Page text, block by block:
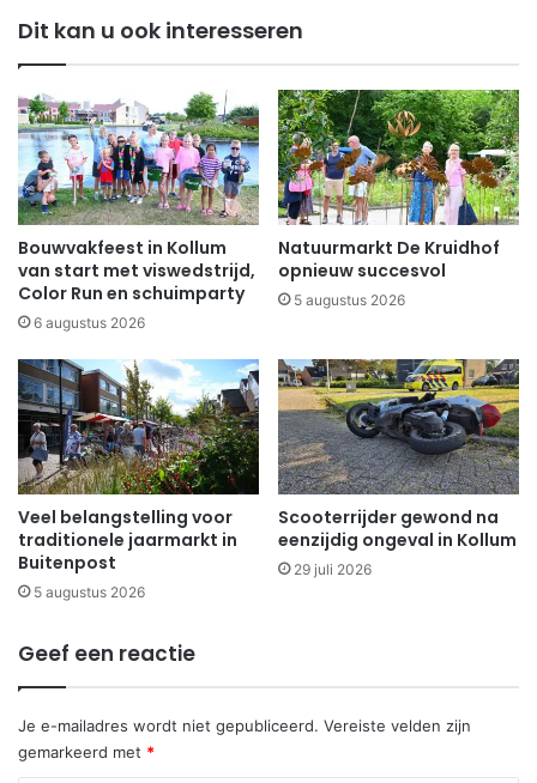
Dit kan u ook interesseren
Bouwvakfeest in Kollum
van start met viswedstrijd,
Color Run en schuimparty
6 augustus 2026
Natuurmarkt De Kruidhof
opnieuw succesvol
5 augustus 2026
Veel belangstelling voor
traditionele jaarmarkt in
Buitenpost
5 augustus 2026
Scooterrijder gewond na
eenzijdig ongeval in Kollum
29 juli 2026
Geef een reactie
Je e-mailadres wordt niet gepubliceerd. Vereiste velden zijn
gemarkeerd met *